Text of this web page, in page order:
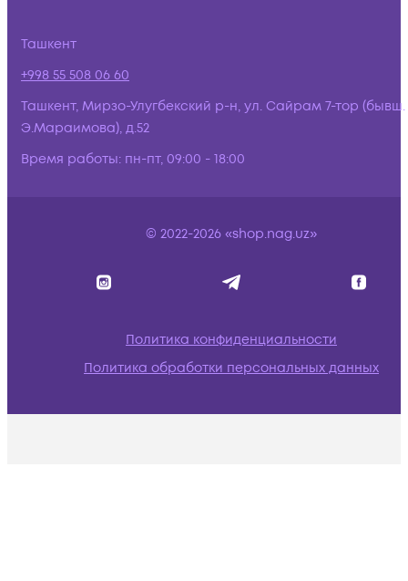
Ташкент
+998 55 508 06 60
Ташкент, Мирзо-Улугбекский р-н, ул. Сайрам 7-тор (бывш.
Э.Мараимова), д.52
Время работы: пн-пт, 09:00 - 18:00
© 2022-2026 «shop.nag.uz»
Политика конфиденциальности
Политика обработки персональных данных